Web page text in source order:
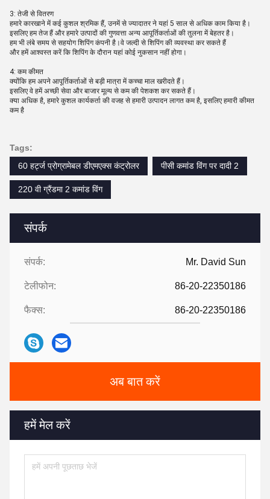
संपर्क
संपर्क: Mr. David Sun
टेलीफोन: 86-20-22350186
फैक्स: 86-20-22350186
अब बात करें
हमें मेल करें
3: तेजी से वितरण
हमारे कारखाने में कई कुशल श्रमिक हैं, उनमें से ज्यादातर ने यहां 5 साल से अधिक काम किया है।
इसलिए हम तेज हैं और हमारे उत्पादों की गुणवत्ता अन्य आपूर्तिकर्ताओं की तुलना में बेहतर है।
हम भी लंबे समय से सहयोग शिपिंग कंपनी है।वे जल्दी से शिपिंग की व्यवस्था कर सकते हैं
और हमें आश्वस्त करें कि शिपिंग के दौरान यहां कोई नुकसान नहीं होगा।
4: कम कीमत
क्योंकि हम अपने आपूर्तिकर्ताओं से बड़ी मात्रा में कच्चा माल खरीदते हैं।
इसलिए वे हमें अच्छी सेवा और बाजार मूल्य से कम की पेशकश कर सकते हैं।
क्या अधिक है, हमारे कुशल कार्यकर्ता की वजह से हमारी उत्पादन लागत कम है, इसलिए हमारी कीमत
कम है
Tags:
60 हर्ट्ज प्रोग्रामेबल डीएमएक्स कंट्रोलर
पीसी कमांड विंग पर दादी 2
220 वी ग्रैंडमा 2 कमांड विंग